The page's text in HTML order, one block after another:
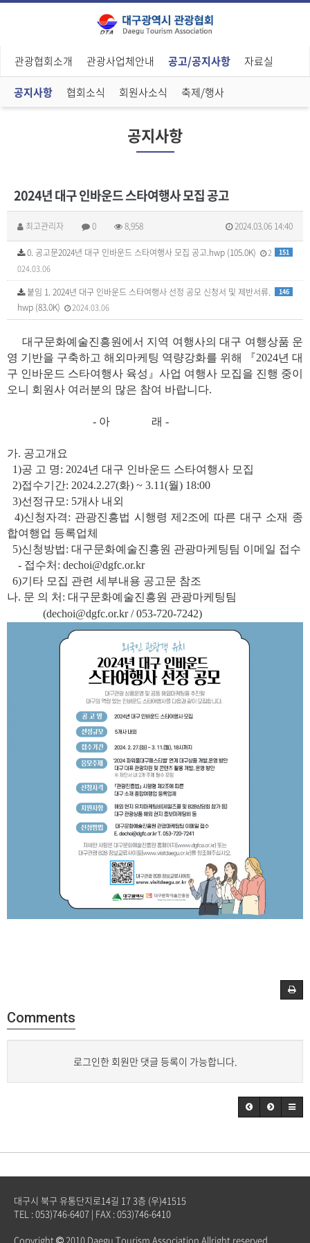
관광협회소개 관광사업체안내 공고/공지사항 자료실
공지사항 협회소식 회원사소식 축제/행사
공지사항
2024년 대구 인바운드 스타여행사 모집 공고
최고관리자 0 8,958 2024.03.06 14:40
151
0. 공고문2024년 대구 인바운드 스타여행사 모집 공고.hwp (105.0K)
2
024.03.06
146
붙임 1. 2024년 대구 인바운드 스타여행사 선정 공모 신청서 및 제반서류.
hwp (83.0K)
2024.03.06
대구문화예술진흥원에서 지역 여행사의 대구 여행상품 운
영 기반을 구축하고 해외마케팅 역량강화를 위해 『2024년 대
구 인바운드 스타여행사 육성』사업 여행사 모집을 진행 중이
오니 회원사 여러분의 많은 참여 바랍니다.
- 아 래 -
가. 공고개요
1)공 고 명: 2024년 대구 인바운드 스타여행사 모집
2)접수기간: 2024.2.27(화) ~ 3.11(월) 18:00
3)선정규모: 5개사 내외
4)신청자격: 관광진흥법 시행령 제2조에 따른 대구 소재 종
합여행업 등록업체
5)신청방법: 대구문화예술진흥원 관광마케팅팀 이메일 접수
- 접수처: dechoi@dgfc.or.kr
6)기타 모집 관련 세부내용 공고문 참조
나. 문 의 처: 대구문화예술진흥원 관광마케팅팀
(dechoi@dgfc.or.kr / 053-720-7242)
Comments
로그인한 회원만 댓글 등록이 가능합니다.
대구시 북구 유통단지로14길 17 3층 (우)41515
TEL : 053)746-6407 | FAX : 053)746-6410
Copyright
2010 Daegu Tourism Association Allright reserved.